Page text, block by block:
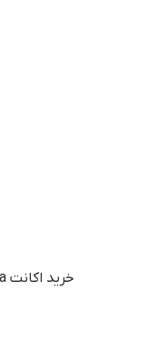
خرید اکانت uxia پرمیوم با ایمیل شما (ارزان)